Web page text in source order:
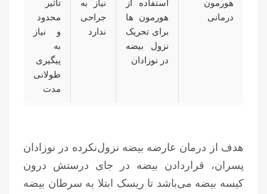
هورمون
درمانی
استفاده از
هورمون‌ ها
برای تحریک
نزول بیضه
در نوزادان
نیاز به
جراحی
ندارد
تاثیر
محدود
و نیاز
به
پیگیری
طولانی‌
مدت
هدف از درمان عارضه بیضه نزول‌نکرده در نوزادان
پسران، قراردادن بیضه در جای درستش درون
کیسه بیضه می‌باشد تا ریسک ابتلا به سرطان بیضه